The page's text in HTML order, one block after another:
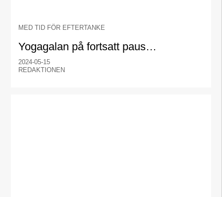
MED TID FÖR EFTERTANKE
Yogagalan på fortsatt paus…
2024-05-15
REDAKTIONEN